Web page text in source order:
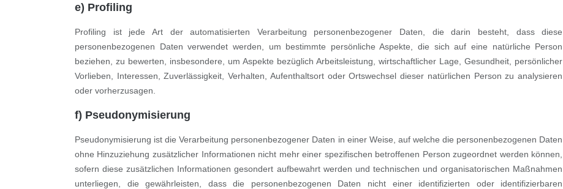
e) Profiling
Profiling ist jede Art der automatisierten Verarbeitung personenbezogener Daten, die darin besteht, dass diese
personenbezogenen Daten verwendet werden, um bestimmte persönliche Aspekte, die sich auf eine natürliche Person
beziehen, zu bewerten, insbesondere, um Aspekte bezüglich Arbeitsleistung, wirtschaftlicher Lage, Gesundheit, persönlicher
Vorlieben, Interessen, Zuverlässigkeit, Verhalten, Aufenthaltsort oder Ortswechsel dieser natürlichen Person zu analysieren
oder vorherzusagen.
f) Pseudonymisierung
Pseudonymisierung ist die Verarbeitung personenbezogener Daten in einer Weise, auf welche die personenbezogenen Daten
ohne Hinzuziehung zusätzlicher Informationen nicht mehr einer spezifischen betroffenen Person zugeordnet werden können,
sofern diese zusätzlichen Informationen gesondert aufbewahrt werden und technischen und organisatorischen Maßnahmen
unterliegen, die gewährleisten, dass die personenbezogenen Daten nicht einer identifizierten oder identifizierbaren